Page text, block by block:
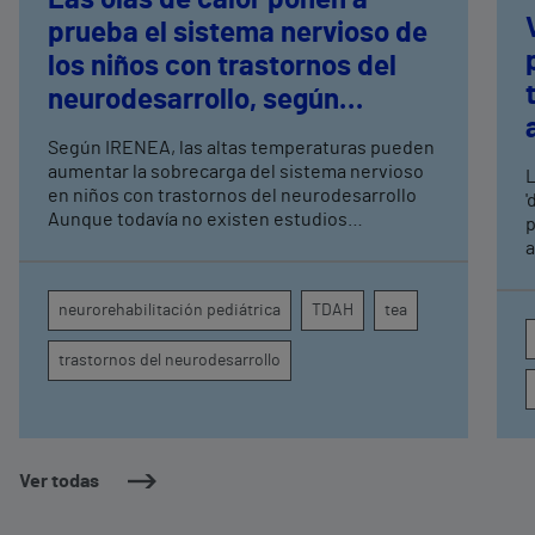
Ver todas
prueba el sistema nervioso de
los niños con trastornos del
neurodesarrollo, según
neurorrehabilitación
pediátrica de Vithas
Según IRENEA, las altas temperaturas pueden
aumentar la sobrecarga del sistema nervioso
en niños con trastornos del neurodesarrollo
Aunque todavía no existen estudios
atención, la regulación emocional y la
conducta
neurorehabilitación pediátrica TDAH tea
trastornos del neurodesarrollo